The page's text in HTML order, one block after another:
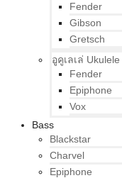
Fender
Gibson
Gretsch
อูคูเลเล่ Ukulele
Fender
Epiphone
Vox
Bass
Blackstar
Charvel
Epiphone